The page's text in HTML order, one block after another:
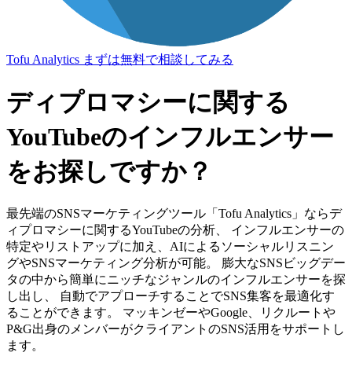
Tofu Analytics まずは無料で相談してみる
ディプロマシーに関する
YouTubeのインフルエンサー
をお探しですか？
最先端のSNSマーケティングツール「Tofu Analytics」ならデ
ィプロマシーに関するYouTubeの分析、 インフルエンサーの
特定やリストアップに加え、AIによるソーシャルリスニン
グやSNSマーケティング分析が可能。 膨大なSNSビッグデー
タの中から簡単にニッチなジャンルのインフルエンサーを探
し出し、 自動でアプローチすることでSNS集客を最適化す
ることができます。 マッキンゼーやGoogle、リクルートや
P&G出身のメンバーがクライアントのSNS活用をサポートし
ます。